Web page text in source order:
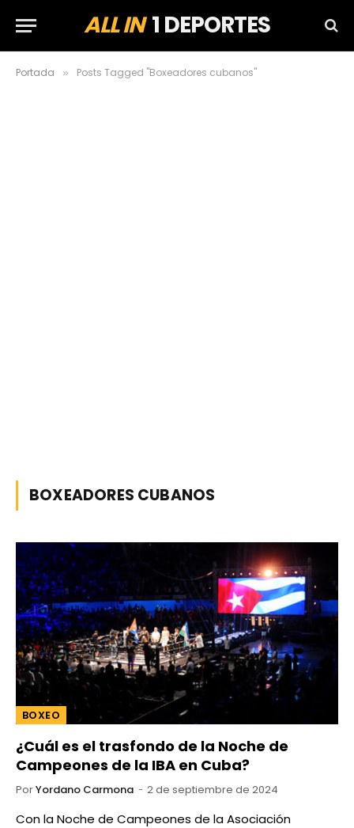
ALL IN1 DEPORTES
Portada » Posts Tagged "Boxeadores cubanos"
BOXEADORES CUBANOS
BOXEO
¿Cuál es el trasfondo de la Noche de
Campeones de la IBA en Cuba?
PorYordano Carmona 2 de septiembre de 2024
Con la Noche de Campeones de la Asociación